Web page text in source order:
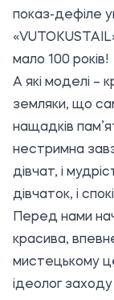
показ-дефіле
мало 100 років!
А які моделі –
земляки, що
нащадків
нестримна
дівчат, і
дівчаток, і
Перед нами
красива,
мистецькому
ідеолог заходу